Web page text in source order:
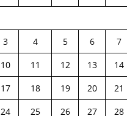
3
4 5 6 7
10
11 12 13 14
17
18 19 20 21
24
25 26 27 28